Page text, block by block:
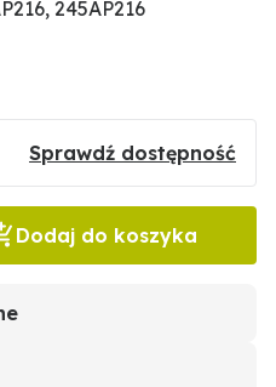
245AP216
Sprawdź dostępność
Dodaj do koszyka